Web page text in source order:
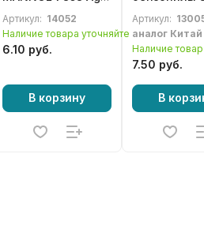
Formula S для
STIHL синтетика,
250мл
Артикул: 14052
Наличие товара уточняйте
6.10 руб.
В корзину
MS 210, MS
MS 250
Артикул:
аналог Китай
Наличие
7.50 руб.
В